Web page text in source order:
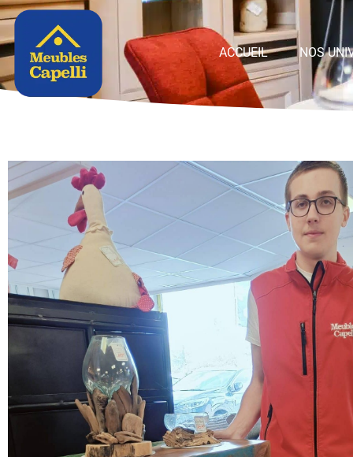
ACCUEIL NOS
Panneau de gestion des cookies